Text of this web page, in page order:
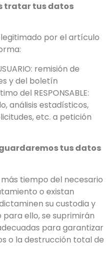
tratar tus datos
por el artículo
remisión de
y del boletín
del RESPONSABLE:
análisis estadísticos,
etc. a petición
tus datos
tiempo del necesario
o existan
su custodia y
ello, se suprimirán
para garantizar
o la destrucción total de